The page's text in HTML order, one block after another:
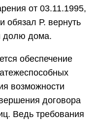
от 03.11.1995,
обязал Р. вернуть
долю дома.
обеспечение
возможности
договора
Ведь требования